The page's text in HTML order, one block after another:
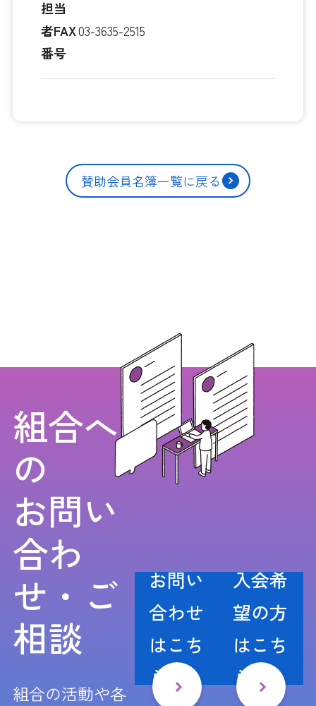
担当
者FAX
番号
03-3635-2515
賛助会員名簿一覧に戻る
組合へ
の
お問い
合わ
せ・ご
相談
組合の活動や各
お問い
合わせ
はこち
ら
入会希
望の方
はこち
ら